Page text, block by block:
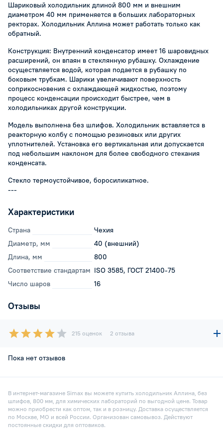
Шариковый холодильник длиной 800 мм и внешним
диаметром 40 мм применяется в больших лабораторных
ректорах. Холодильник Аллина может работать только как
обратный.
Конструкция: Внутренний конденсатор имеет 16 шаровидных
расширений, он впаян в стеклянную рубашку. Охлаждение
осуществляется водой, которая подается в рубашку по
боковым трубкам. Шарики увеличивают поверхность
соприкосновения с охлаждающей жидкостью, поэтому
процесс конденсации происходит быстрее, чем в
холодильниках другой конструкции.
Модель выполнена без шлифов. Холодильник вставляется в
реакторную колбу с помощью резиновых или других
уплотнителей. Установка его вертикальная или допускается
под небольшим наклоном для более свободного стекания
конденсата.
Стекло термоустойчивое, боросиликатное.
---
Характеристики
Страна
Чехия
Диаметр, мм
40 (внешний)
Длина, мм
800
Соответствие стандартам ISO 3585, ГОСТ 21400-75
Число шаров
16
Отзывы
215 оценок 2 отзыва
Пока нет отзывов
В интернет-магазине Simax вы можете купить холодильник Аллина, без
шлифов, 800 мм, для химических лабораторий по выгодной цене. Товар
можно приобрести как оптом, так и в розницу. Доставка осуществляется
по Москве, МО и всей России. Организован самовывоз. Действуют
постоянные скидки для оптовиков.